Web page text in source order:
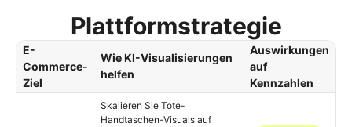
Plattformstrategie
E-
Commerce-
Ziel
Wie KI-Visualisierungen
helfen
Auswirkungen
auf
Kennzahlen
Skalieren Sie Tote-
Handtaschen-Visuals auf